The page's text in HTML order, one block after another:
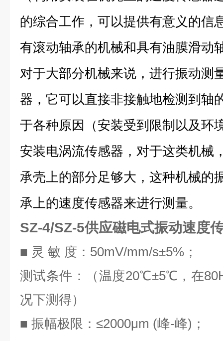
的综合工作，可以提供有意义的信
有滚动轴承的机械和具有油膜滑动
对于大部分机械来说，进行振动测
器，它可以直接非接触地检测到轴
于各种原因（安装受到限制以及环
安装电涡流传感器，对于这类机械
承壳上的部分足够大，这种机械的
承上的速度传感器来进行测量。
SZ-4/SZ-5供应磁电式振动速度
■ 灵 敏 度：50mV/mm/s±5%；
测试条件：（温度20℃±5℃，在
况下测得）
■ 振幅极限：≤2000μm (峰-峰)；